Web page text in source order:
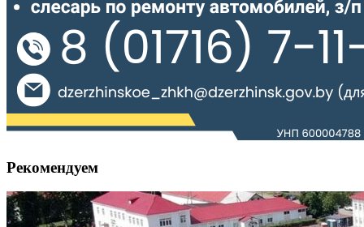
Рекомендуем